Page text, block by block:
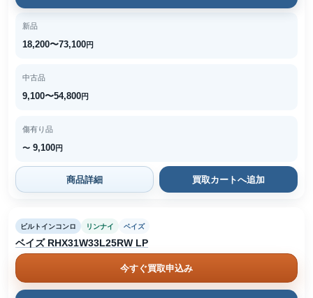
新品
18,200〜73,100円
中古品
9,100〜54,800円
傷有り品
〜 9,100円
商品詳細 買取カートへ追加
ビルトインコンロ リンナイ ベイズ
ベイズ RHX31W33L25RW LP
今すぐ買取申込み